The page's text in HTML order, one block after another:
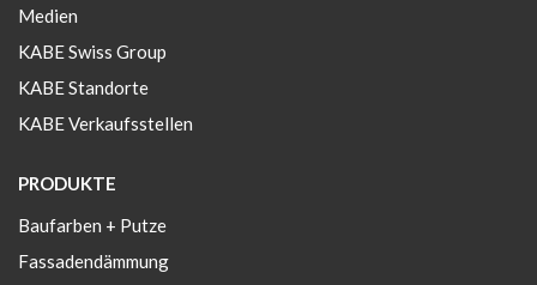
Medien
KABE Swiss Group
KABE Standorte
KABE Verkaufsstellen
PRODUKTE
Baufarben + Putze
Fassadendämmung